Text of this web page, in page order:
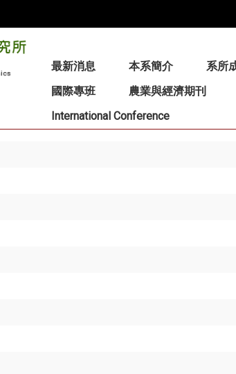
最新消息 本系簡介 系所
國際專班
農業與經濟期刊
International Conference